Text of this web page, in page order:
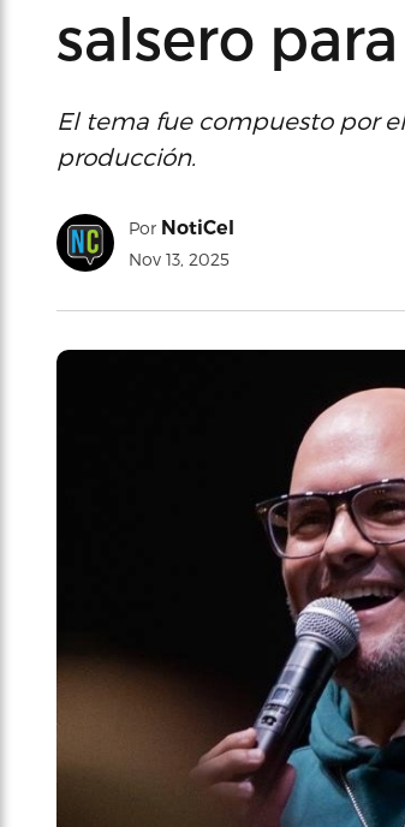
salsero
El tema fue compuesto por
producción.
Por NotiCel
Nov 13, 2025